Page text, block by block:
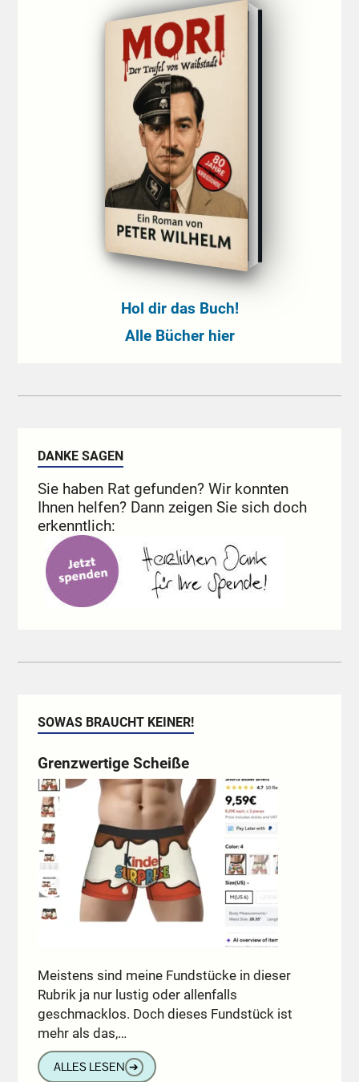
Hol dir das Buch!
Alle Bücher hier
DANKE SAGEN
Sie haben Rat gefunden? Wir konnten
Ihnen helfen? Dann zeigen Sie sich doch
erkenntlich:
SOWAS BRAUCHT KEINER!
Grenzwertige Scheiße
Meistens sind meine Fundstücke in dieser
Rubrik ja nur lustig oder allenfalls
geschmacklos. Doch dieses Fundstück ist
mehr als das,…
ALLES LESEN ➔